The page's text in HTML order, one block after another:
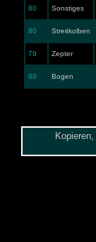
80 Sonstiges
80 Streitkolben
79 Zepter
80 Bogen